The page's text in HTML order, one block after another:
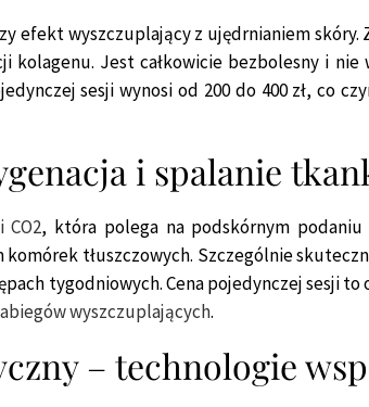
efekt wyszczuplający z ujędrnianiem
Jest całkowicie bezbolesny i nie
sesji wynosi od 200 do 400 zł, co
i spalanie
CO2, która polega na podskórnym
tłuszczowych. Szczególnie
tygodniowych. Cena pojedynczej sesji to
wyszczuplających.
– technologie